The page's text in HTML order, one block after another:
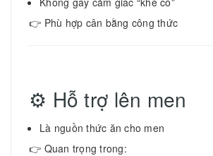
👉 Phù hợp cân bằng công thức
⚙️ Hỗ trợ lên men
Là nguồn thức ăn cho men
👉 Quan trọng trong: